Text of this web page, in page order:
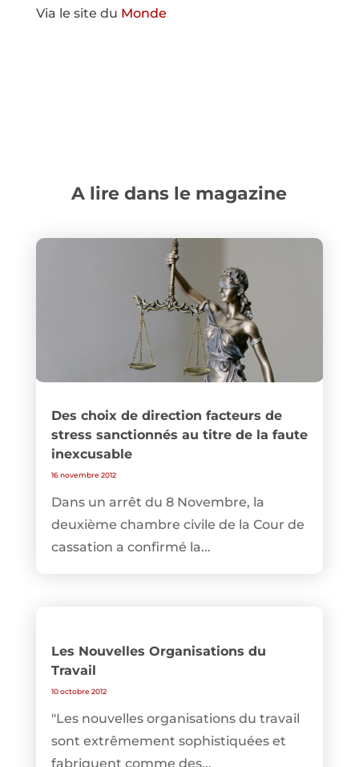
Via le site du Monde
A lire dans le magazine
Des choix de direction facteurs de
stress sanctionnés au titre de la faute
inexcusable
16 novembre 2012
Dans un arrêt du 8 Novembre, la
deuxième chambre civile de la Cour de
cassation a confirmé la...
Les Nouvelles Organisations du
Travail
10 octobre 2012
"Les nouvelles organisations du travail
sont extrêmement sophistiquées et
fabriquent comme des...